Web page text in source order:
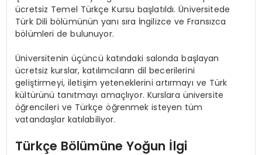
ücretsiz Temel Türkçe Kursu başlatıldı. Üniversitede
Türk Dili bölümünün yanı sıra İngilizce ve Fransızca
bölümleri de bulunuyor.
Üniversitenin üçüncü katındaki salonda başlayan
ücretsiz kurslar, katılımcıların dil becerilerini
geliştirmeyi, iletişim yeteneklerini artırmayı ve Türk
kültürünü tanıtmayı amaçlıyor. Kurslara üniversite
öğrencileri ve Türkçe öğrenmek isteyen tüm
vatandaşlar katılabiliyor.
Türkçe Bölümüne Yoğun İlgi